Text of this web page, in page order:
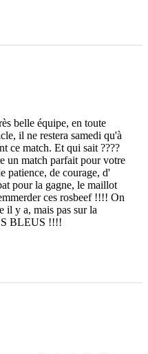
belle équipe, en toute
il ne restera samedi qu'à
ce match. Et qui sait ????
un match parfait pour votre
patience, de courage, d'
pour la gagne, le maillot
ces rosbeef !!!! On
il y a, mais pas sur la
BLEUS !!!!